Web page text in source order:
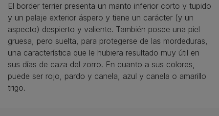
El border terrier presenta un manto inferior corto y tupido
y un pelaje exterior áspero y tiene un carácter (y un
aspecto) despierto y valiente. También posee una piel
gruesa, pero suelta, para protegerse de las mordeduras,
una característica que le hubiera resultado muy útil en
sus días de caza del zorro. En cuanto a sus colores,
puede ser rojo, pardo y canela, azul y canela o amarillo
trigo.